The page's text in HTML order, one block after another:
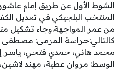
الشوط الأول عن طريق إمام
من عمر المواجهة.وجاء تشكيل
كالتالي:حراسة المرمى: مصطفى
محمد هاني، حمدي فتحي، ياسر
الوسط: مروان عطية، مهند